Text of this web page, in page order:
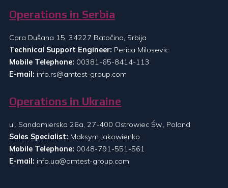
Operations in Serbia
Cara Dušana 15, 34227 Batočina, Srbija
Technical Support Engineer: Perica Milosevic
Mobile Telephone: 00381-65-8414-113
E-mail: info.rs@amtest-group.com
Operations in Ukraine
ul. Sandomierska 26a, 27-400 Ostrowiec Św., Poland
Sales Specialist: Maksym Jakowienko
Mobile Telephone: 0048-791-551-561
E-mail: info.ua@amtest-group.com